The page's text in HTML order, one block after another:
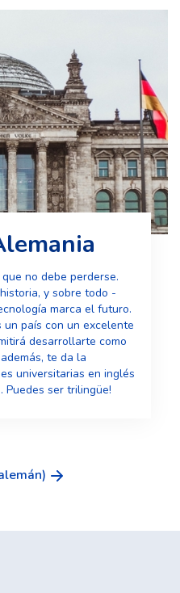
no debe perderse.
y sobre todo -
marca el futuro.
un país con un excelente
desarrollarte como
te da la
universitarias en inglés
Puedes ser trilingüe!